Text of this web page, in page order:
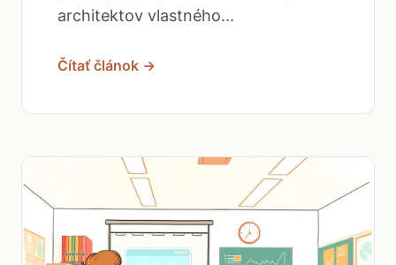
architektov vlastného...
Čítať článok →